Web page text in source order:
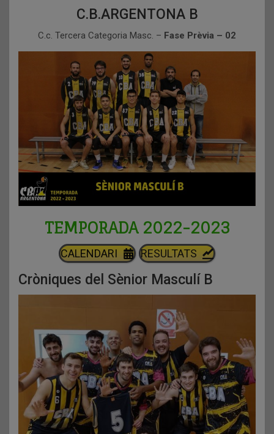
C.B.ARGENTONA B
C.c. Tercera Categoria Masc. – Fase Prèvia – 02
TEMPORADA 2022-2023
CALENDARI RESULTATS
Cròniques del Sènior Masculí B